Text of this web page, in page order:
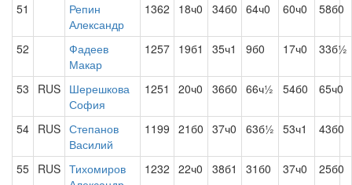
51
Репин
Александр
1362 18ч0 34б0 64ч0 60ч0 58б0
52
Фадеев
Макар
1257 19б1 35ч1 9б0 17ч0 33б½
53 RUS Шерешкова
София
1251 20ч0 36б0 66ч½ 54б0 65ч0
54 RUS Степанов
Василий
1199 21б0 37ч0 63б½ 53ч1 43б0
55 RUS Тихомиров
1232 22ч0 38б1 31б0 37ч0 25б0